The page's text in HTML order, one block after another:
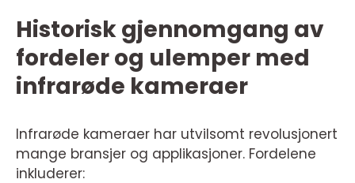
Historisk gjennomgang av
fordeler og ulemper med
infrarøde kameraer
Infrarøde kameraer har utvilsomt revolusjonert
mange bransjer og applikasjoner. Fordelene
inkluderer: